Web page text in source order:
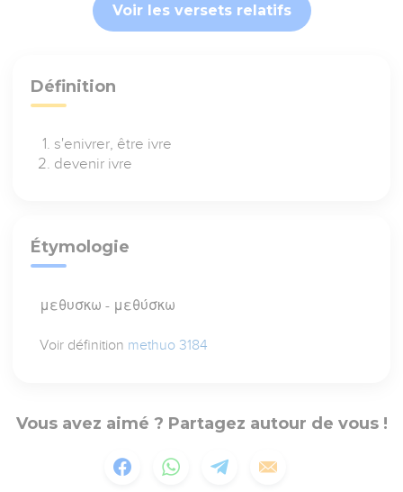
Voir les versets relatifs
Définition
s'enivrer, être ivre
devenir ivre
Étymologie
μεθυσκω - μεθύσκω
Voir définition methuo 3184
Vous avez aimé ? Partagez autour de vous !